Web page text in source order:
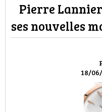
18/
Pierre
ses nouvelles